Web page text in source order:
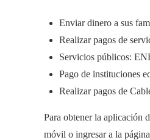
Enviar dinero a sus
Realizar pagos de
Servicios públicos:
Pago de instituciones
Realizar pagos de
Para obtener la aplicación
móvil o ingresar a la